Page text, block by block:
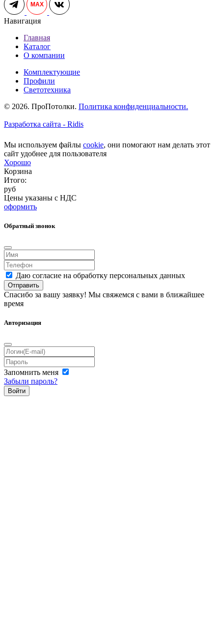
MAX
Навигация
Главная
Каталог
О компании
Комплектующие
Профили
Светотехника
© 2026. ПроПотолки. Политика конфиденциальности.
Разработка сайта - Ridis
Мы используем файлы cookie, они помогают нам делать этот
сайт удобнее для пользователя
Хорошо
Корзина
Итого:
руб
Цены указаны с НДС
оформить
Обратный звонок
Даю согласие на обработку персональных данных
Отправить
Спасибо за вашу заявку! Мы свяжемся с вами в ближайшее
время
Авторизация
Запомнить меня
Забыли пароль?
Войти